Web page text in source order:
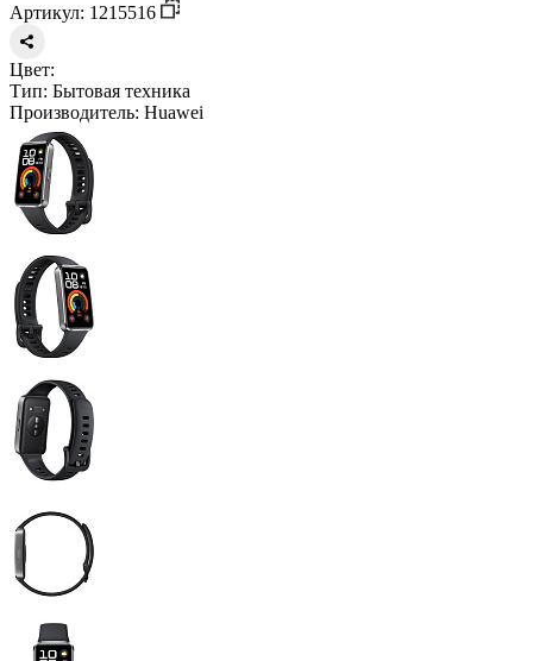
Артикул: 1215516
Цвет:
Тип: Бытовая техника
Производитель: Huawei